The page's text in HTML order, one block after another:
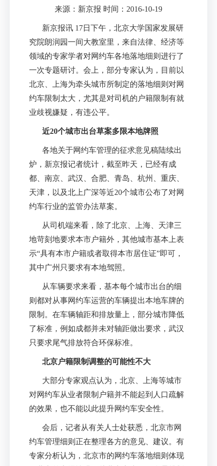
来源：新京报 时间：2016-10-19
新京报讯 17日下午，北京大学国家发展研
究院朗润园一间大教室里，来自法律、经济等
领域的专家学者对网约车各地落地细则进行了
一次专题研讨。会上，部分专家认为，目前以
北京、上海为牵头城市所制定的落地细则对网
约车限制太大，尤其是对司机的户籍限制有就
业歧视嫌疑，有违公平。
近20个城市出台草案多限本地牌照
各地关于网约车管理的征求意见稿陆续出
炉，新京报记者统计，截至昨天，已经有成
都、南京、武汉、合肥、青岛、杭州、重庆、
天津，以及北上广深等近20个城市公布了对网
约车行业的监管办法草案。
从司机端来看，除了北京、上海、天津三
地苛刻地要求本市户籍外，其他城市基本上表
示“具有本市户籍或者取得本市居住证”即可，
其中广州只要求有本地驾照。
从车辆要求来看，基本每个城市出台的细
则都对从事网约车运营的车辆提出本地车牌的
限制。在车辆轴距和排放量上，部分城市降低
了标准，例如成都并未对轴距做出要求，武汉
只要求尾气排放符合环保标准。
北京户籍限制调整的可能性不大
大部分专家观点认为，北京、上海等城市
对网约车从业者限制户籍并不能起到人口疏解
的效果，也不能以此提升网约车安全性。
会后，记者从有关人士处获悉，北京市网
约车管理细则正在整理各方的意见、建议。有
专家分析认为，北京市的网约车落地细则体现